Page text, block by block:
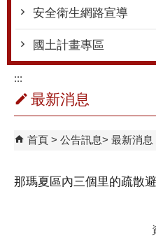
安全衛生網路宣導
國土計畫專區
:::
最新消息
首頁 公告訊息 最新消息
那瑪夏區內三個里的疏散